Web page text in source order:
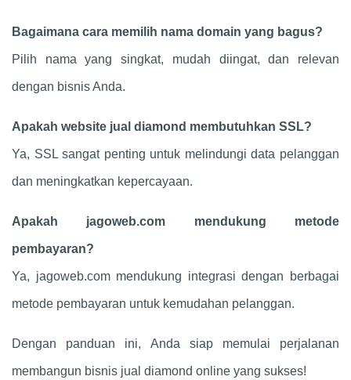
Bagaimana cara memilih nama domain yang bagus?
Pilih nama yang singkat, mudah diingat, dan relevan
dengan bisnis Anda.
Apakah website jual diamond membutuhkan SSL?
Ya, SSL sangat penting untuk melindungi data pelanggan
dan meningkatkan kepercayaan.
Apakah jagoweb.com mendukung metode
pembayaran?
Ya, jagoweb.com mendukung integrasi dengan berbagai
metode pembayaran untuk kemudahan pelanggan.
Dengan panduan ini, Anda siap memulai perjalanan
membangun bisnis jual diamond online yang sukses!